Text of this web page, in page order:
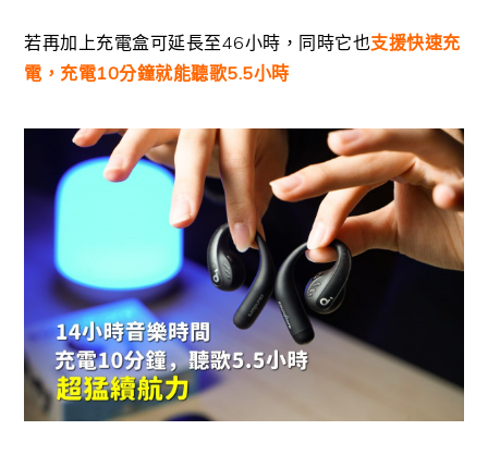
若再加上充電盒可延長至46小時，同時它也支援快速充
電，充電10分鐘就能聽歌5.5小時